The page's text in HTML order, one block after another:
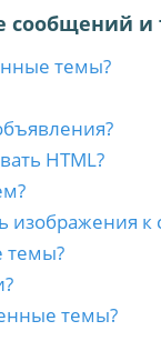
сообщений и
темы?
HTML?
изображения
темы?
темы?